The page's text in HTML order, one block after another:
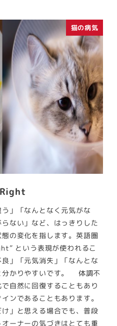
猫の病気
」「なんとなく元気がな
ない」など、はっきりした
の変化を指します。英語圏
という表現が使われるこ
」「元気消失」「なんとな
分かりやすいです。 体調不
自然に回復することもあり
ンであることもあります。
」と思える場合でも、普段
ーナーの気づきはとても重